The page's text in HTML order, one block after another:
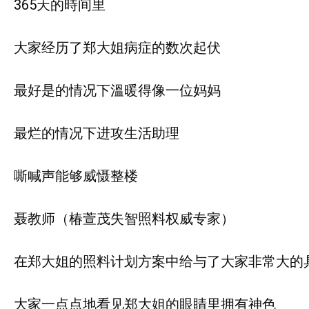
365天的時间里
大家经历了郑大姐病症的数次起伏
最好是的情况下溫暖得像一位妈妈
最烂的情况下进攻生活助理
嘶喊声能够威慑整楼
聂教师（椿萱茂失智照料权威专家）
在郑大姐的照料计划方案中给与了大家非常大的
大家一点点地看见郑大姐的眼睛里拥有神色